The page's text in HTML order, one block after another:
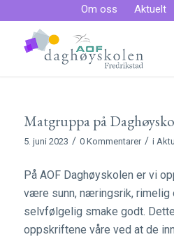
Om oss Aktuelt
Matgruppa på
5. juni 2023 / 0 Kommentarer / i
På AOF Daghøyskolen er vi
være sunn, næringsrik,
selvfølgelig smake godt.
oppskriftene våre ved at de